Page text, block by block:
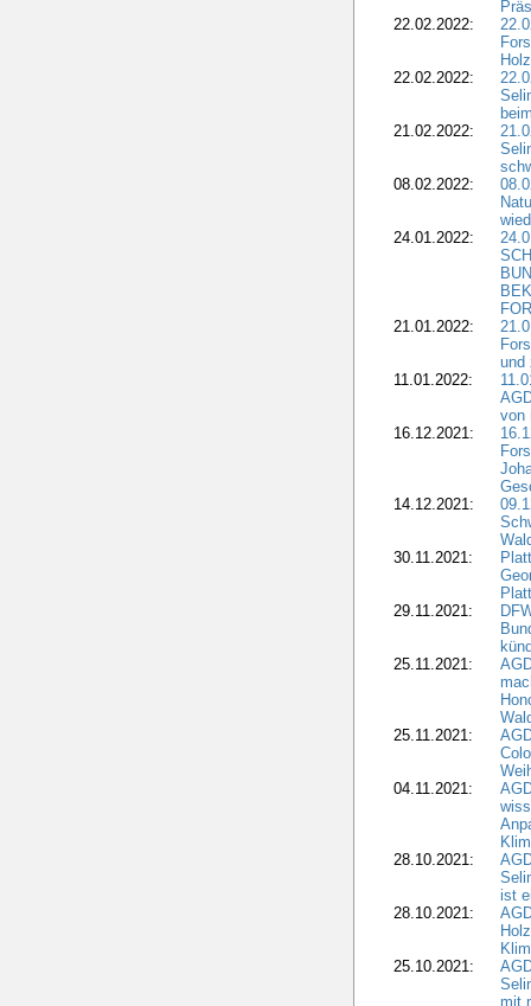
22.02.2022:
22.02.2022:
21.02.2022:
08.02.2022:
24.01.2022:
21.01.2022:
und
11.01.2022:
von
16.12.2021:
14.12.2021:
30.11.2021:
29.11.2021:
25.11.2021:
25.11.2021:
04.11.2021:
28.10.2021:
ist
28.10.2021:
25.10.2021:
mit